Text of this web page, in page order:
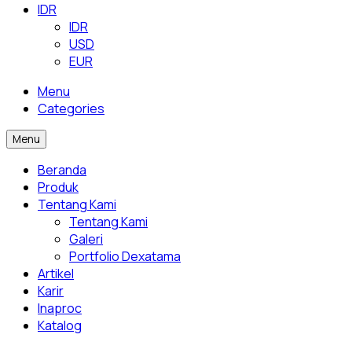
IDR
IDR
USD
EUR
Menu
Categories
Menu
Beranda
Produk
Tentang Kami
Tentang Kami
Galeri
Portfolio Dexatama
Artikel
Karir
Inaproc
Katalog